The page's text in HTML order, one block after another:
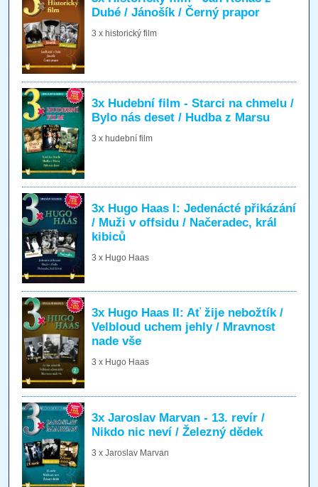
Dubé / Jánošík / Černý prapor
3 x historický film
3x Hudební film - Starci na chmelu /
Bylo nás deset / Hudba z Marsu
3 x hudební film
3x Hugo Haas I: Jedenácté přikázání
/ Muži v offsidu / Načeradec, král
kibiců
3 x Hugo Haas
3x Hugo Haas II: Ať žije nebožtík /
Velbloud uchem jehly / Mravnost
nade vše
3 x Hugo Haas
3x Jaroslav Marvan - 13. revír /
Nikdo nic neví / Železný dědek
3 x Jaroslav Marvan